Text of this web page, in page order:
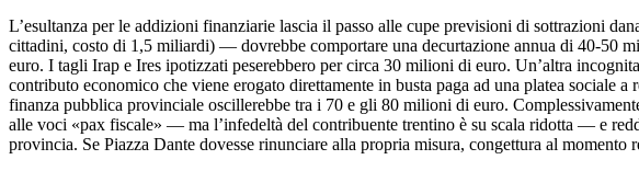
L’esultanza per le addizioni finanziarie lascia il passo alle cupe previsioni di sottrazioni
cittadini, costo di 1,5 miliardi) — dovrebbe comportare una decurtazione annua di 40-50
euro. I tagli Irap e Ires ipotizzati peserebbero per circa 30 milioni di euro. Un’altra
contributo economico che viene erogato direttamente in busta paga ad una platea sociale
finanza pubblica provinciale oscillerebbe tra i 70 e gli 80 milioni di euro.
alle voci «pax fiscale» — ma l’infedeltà del contribuente trentino è su scala ridotta — e
provincia. Se Piazza Dante dovesse rinunciare alla propria misura, congettura al